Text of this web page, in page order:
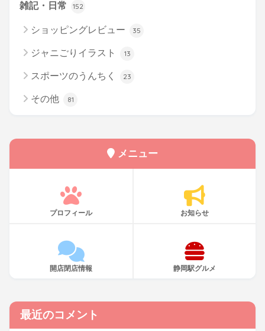
雑記・日常 152
ショッピングレビュー 35
ジャニごりイラスト 13
スポーツのうんちく 23
その他 81
メニュー
プロフィール お知らせ
開店閉店情報 静岡駅グルメ
最近のコメント